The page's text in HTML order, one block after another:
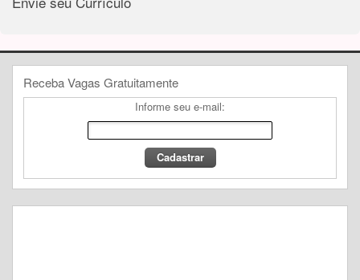
Receba Vagas Gratuitamente
Informe seu e-mail: